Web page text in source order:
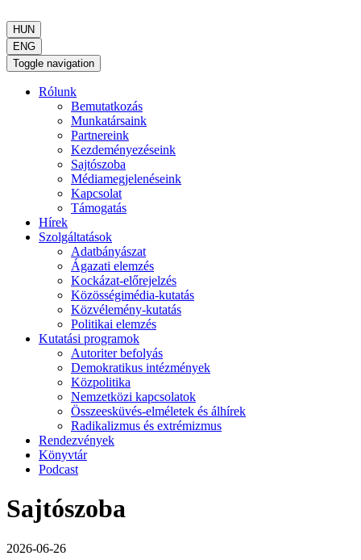
HUN
ENG
Toggle navigation
Rólunk
Bemutatkozás
Munkatársaink
Partnereink
Kezdeményezéseink
Sajtószoba
Médiamegjelenéseink
Kapcsolat
Támogatás
Hírek
Szolgáltatások
Adatbányászat
Ágazati elemzés
Kockázat-előrejelzés
Közösségimédia-kutatás
Közvélemény-kutatás
Politikai elemzés
Kutatási programok
Autoriter befolyás
Demokratikus intézmények
Közpolitika
Nemzetközi kapcsolatok
Összeesküvés-elméletek és álhírek
Radikalizmus és extrémizmus
Rendezvények
Könyvtár
Podcast
Sajtószoba
2026-06-26